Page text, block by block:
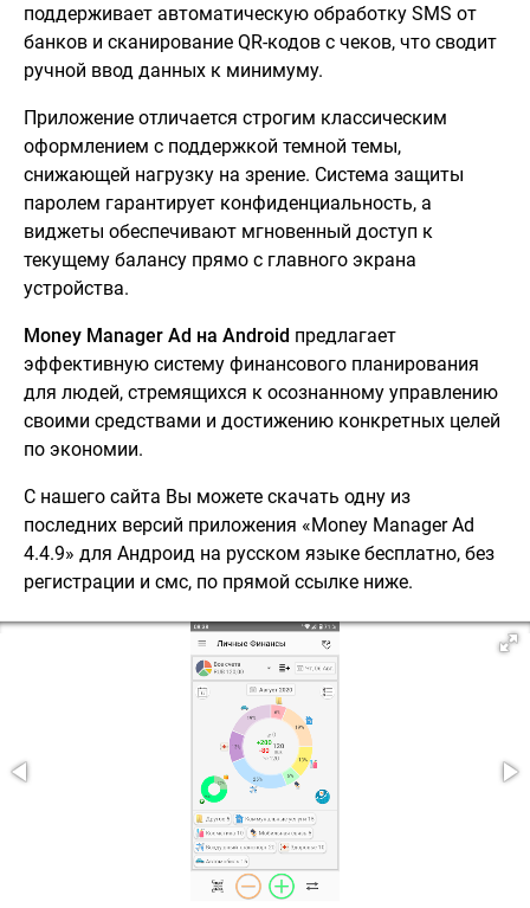
поддерживает автоматическую обработку SMS от
банков и сканирование QR-кодов с чеков, что сводит
ручной ввод данных к минимуму.
Приложение отличается строгим классическим
оформлением с поддержкой темной темы,
снижающей нагрузку на зрение. Система защиты
паролем гарантирует конфиденциальность, а
виджеты обеспечивают мгновенный доступ к
текущему балансу прямо с главного экрана
устройства.
Money Manager Ad на Android предлагает
эффективную систему финансового планирования
для людей, стремящихся к осознанному управлению
своими средствами и достижению конкретных целей
по экономии.
С нашего сайта Вы можете скачать одну из
последних версий приложения «Money Manager Ad
4.4.9» для Андроид на русском языке бесплатно, без
регистрации и смс, по прямой ссылке ниже.